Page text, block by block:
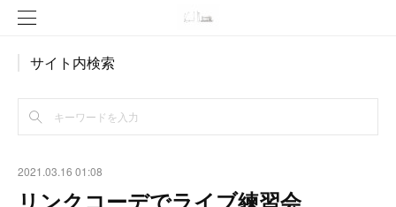
サイト内検索
2021.03.16 01:08
リンクコーデでライブ練習会